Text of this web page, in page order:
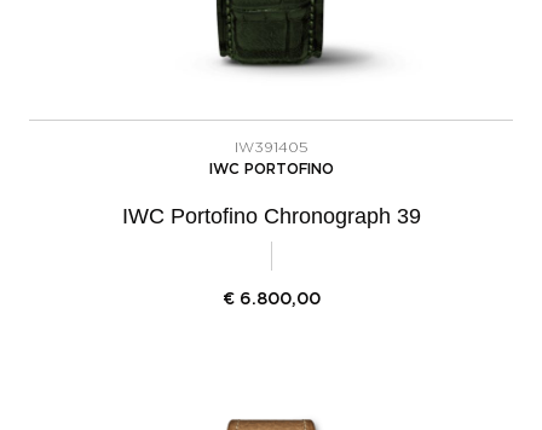
IW391405
IWC PORTOFINO
IWC Portofino Chronograph 39
€ 6.800,00